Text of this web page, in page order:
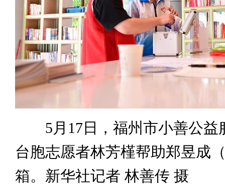
5月17日，福州市小善公益
台胞志愿者林芳槿帮助郑昱成
箱。新华社记者 林善传 摄